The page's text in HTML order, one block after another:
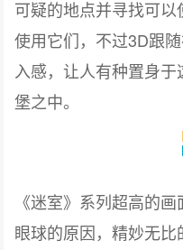
可疑的地点并寻找可
使用它们，不过3D跟
入感，让人有种置身
堡之中。
《迷室》系列超高的
眼球的原因，精妙无